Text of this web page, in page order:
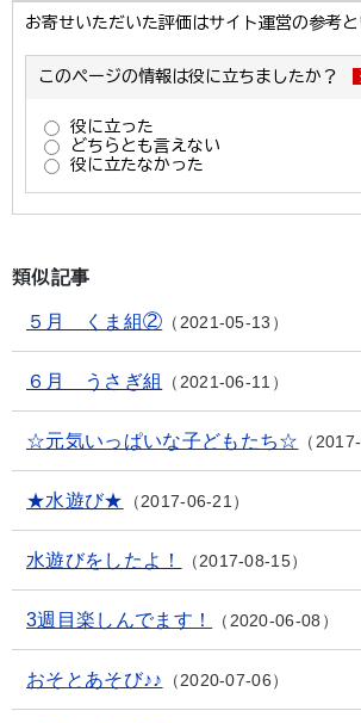
類似記事
５月 くま組② 2021-05-13
６月 うさぎ組 2021-06-11
☆元気いっぱいな子どもたち☆
★水遊び★ 2017-06-21
水遊びをしたよ！ 2017-08-15
3週目楽しんでます！ 2020-06-08
おそとあそび♪♪ 2020-07-06